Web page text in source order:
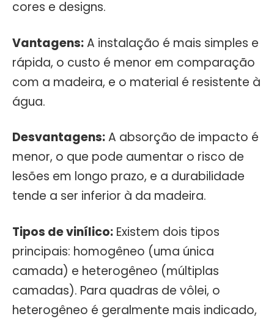
cores e designs.
Vantagens:A instalação é mais simples e
rápida, o custo é menor em comparação
com a madeira, e o material é resistente à
água.
Desvantagens:A absorção de impacto é
menor, o que pode aumentar o risco de
lesões em longo prazo, e a durabilidade
tende a ser inferior à da madeira.
Tipos de vinílico: Existem dois tipos
principais: homogêneo (uma única
camada) e heterogêneo (múltiplas
camadas). Para quadras de vôlei, o
heterogêneo é geralmente mais indicado,